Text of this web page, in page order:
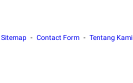
Sitemap Contact Form Tentang Kami